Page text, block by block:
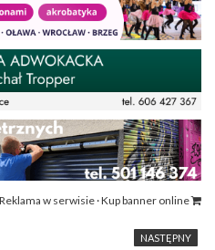
Reklama w serwisie · Kup banner online
NASTĘPNY